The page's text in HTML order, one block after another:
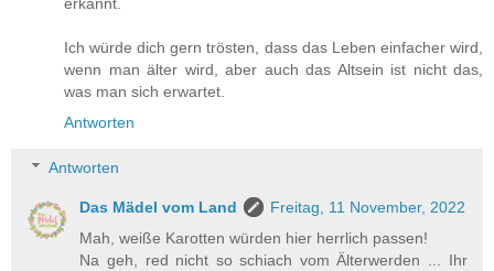
Ich würde dich gern trösten, dass das Leben einfacher wird,
wenn man älter wird, aber auch das Altsein ist nicht das,
was man sich erwartet.
Antworten
Antworten
Das Mädel vom Land
Freitag, 11 November, 2022
Mah, weiße Karotten würden hier herrlich passen!
Na geh, red nicht so schiach vom Älterwerden ... Ihr